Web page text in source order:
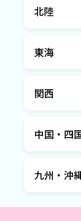
北陸
東海
関西
中国・四
九州・沖